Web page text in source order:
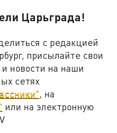
Царьграда!
с редакцией
присылайте свои
новости на наши
сетях
, на
или на электронную